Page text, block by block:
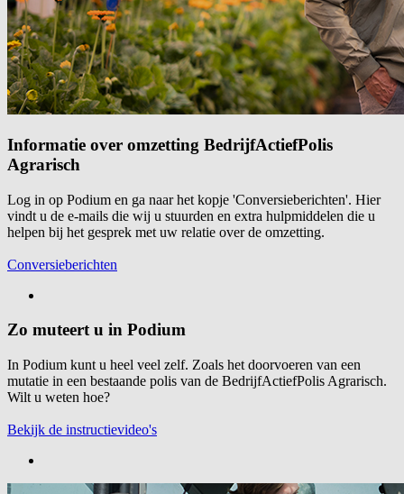
Informatie over omzetting BedrijfActiefPolis
Agrarisch
Log in op Podium en ga naar het kopje 'Conversieberichten'. Hier
vindt u de e-mails die wij u stuurden en extra hulpmiddelen die u
helpen bij het gesprek met uw relatie over de omzetting.
Conversieberichten
Zo muteert u in Podium
In Podium kunt u heel veel zelf. Zoals het doorvoeren van een
mutatie in een bestaande polis van de BedrijfActiefPolis Agrarisch.
Wilt u weten hoe?
Bekijk de instructievideo's